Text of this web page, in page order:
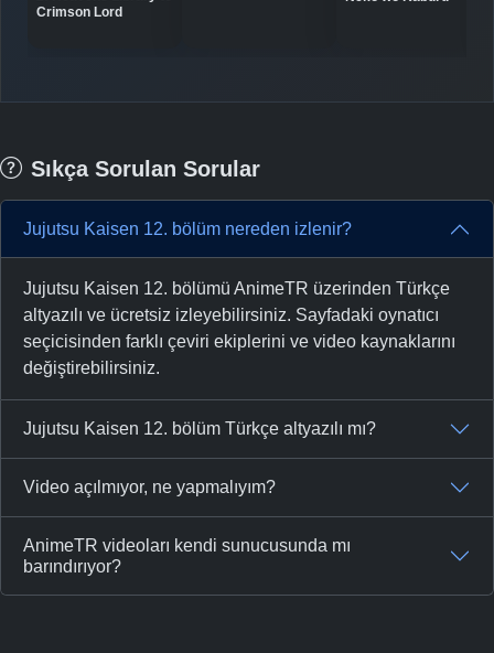
Crimson Lord
Sıkça Sorulan Sorular
Jujutsu Kaisen 12. bölüm nereden izlenir?
Jujutsu Kaisen 12. bölümü AnimeTR üzerinden Türkçe
altyazılı ve ücretsiz izleyebilirsiniz. Sayfadaki oynatıcı
seçicisinden farklı çeviri ekiplerini ve video kaynaklarını
değiştirebilirsiniz.
Jujutsu Kaisen 12. bölüm Türkçe altyazılı mı?
Video açılmıyor, ne yapmalıyım?
AnimeTR videoları kendi sunucusunda mı
barındırıyor?